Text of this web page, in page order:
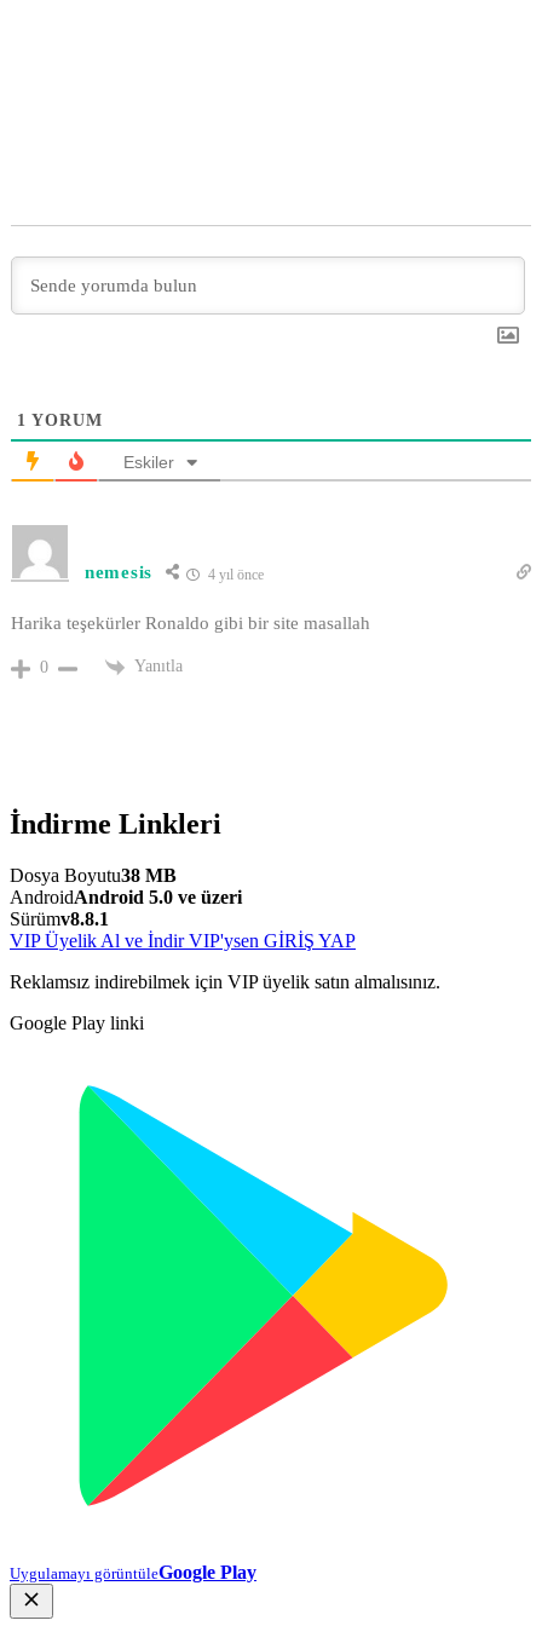
1 YORUM
Eskiler
nemesis 4 yıl önce
Harika teşekürler Ronaldo gibi bir site masallah
0 Yanıtla
İndirme Linkleri
Dosya Boyutu38 MB
AndroidAndroid 5.0 ve üzeri
Sürümv8.8.1
VIP Üyelik Al ve İndir VIP'ysen GİRİŞ YAP
Reklamsız indirebilmek için VIP üyelik satın almalısınız.
Google Play linki
Uygulamayı görüntüleGoogle Play